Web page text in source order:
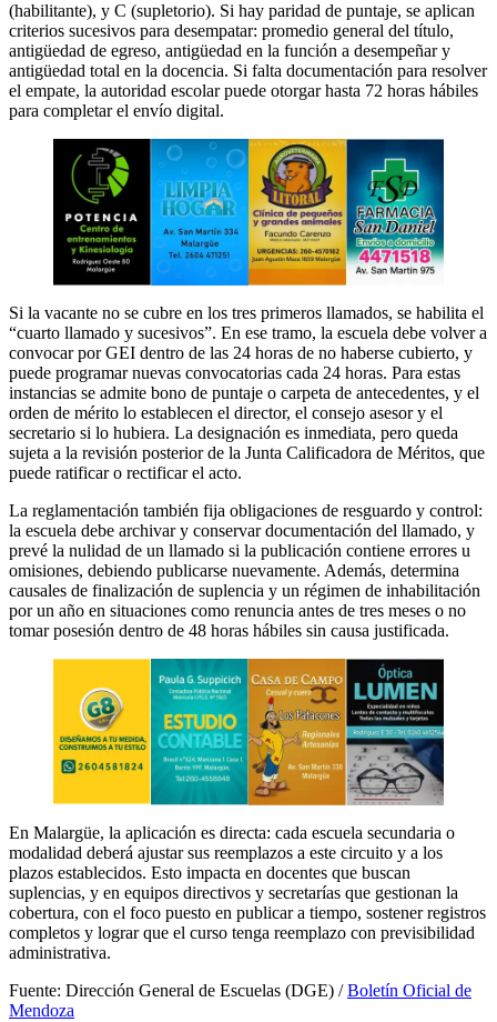
(habilitante), y C (supletorio). Si hay paridad de puntaje, se aplican
criterios sucesivos para desempatar: promedio general del título,
antigüedad de egreso, antigüedad en la función a desempeñar y
antigüedad total en la docencia. Si falta documentación para resolver
el empate, la autoridad escolar puede otorgar hasta 72 horas hábiles
para completar el envío digital.
Si la vacante no se cubre en los tres primeros llamados, se habilita el
“cuarto llamado y sucesivos”. En ese tramo, la escuela debe volver a
convocar por GEI dentro de las 24 horas de no haberse cubierto, y
puede programar nuevas convocatorias cada 24 horas. Para estas
instancias se admite bono de puntaje o carpeta de antecedentes, y el
orden de mérito lo establecen el director, el consejo asesor y el
secretario si lo hubiera. La designación es inmediata, pero queda
sujeta a la revisión posterior de la Junta Calificadora de Méritos, que
puede ratificar o rectificar el acto.
La reglamentación también fija obligaciones de resguardo y control:
la escuela debe archivar y conservar documentación del llamado, y
prevé la nulidad de un llamado si la publicación contiene errores u
omisiones, debiendo publicarse nuevamente. Además, determina
causales de finalización de suplencia y un régimen de inhabilitación
por un año en situaciones como renuncia antes de tres meses o no
tomar posesión dentro de 48 horas hábiles sin causa justificada.
En Malargüe, la aplicación es directa: cada escuela secundaria o
modalidad deberá ajustar sus reemplazos a este circuito y a los
plazos establecidos. Esto impacta en docentes que buscan
suplencias, y en equipos directivos y secretarías que gestionan la
cobertura, con el foco puesto en publicar a tiempo, sostener registros
completos y lograr que el curso tenga reemplazo con previsibilidad
administrativa.
Fuente: Dirección General de Escuelas (DGE) /Boletín Oficial de
Mendoza